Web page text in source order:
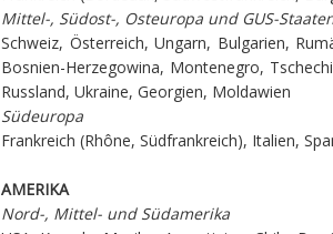
Mittel-, Südost-, Osteuropa und GUS-
Schweiz, Österreich, Ungarn, Bulgarien,
Bosnien-Herzegowina, Montenegro,
Russland, Ukraine, Georgien, Moldawien
Südeuropa
Frankreich (Rhône, Südfrankreich), Italien,
AMERIKA
Nord-, Mittel- und Südamerika